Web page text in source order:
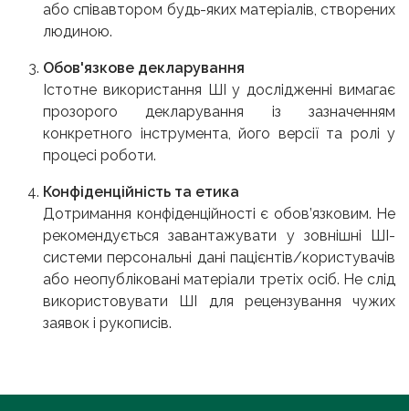
або співавтором будь-яких матеріалів, створених
людиною.
Обов'язкове декларування
Істотне використання ШІ у дослідженні вимагає
прозорого декларування із зазначенням
конкретного інструмента, його версії та ролі у
процесі роботи.
Конфіденційність та етика
Дотримання конфіденційності є обов’язковим. Не
рекомендується завантажувати у зовнішні ШІ-
системи персональні дані пацієнтів/користувачів
або неопубліковані матеріали третіх осіб. Не слід
використовувати ШІ для рецензування чужих
заявок і рукописів.